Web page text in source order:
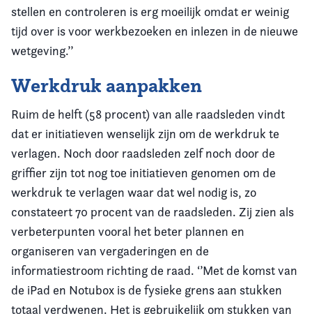
stellen en controleren is erg moeilijk omdat er weinig
tijd over is voor werkbezoeken en inlezen in de nieuwe
wetgeving.’’
Werkdruk aanpakken
Ruim de helft (58 procent) van alle raadsleden vindt
dat er initiatieven wenselijk zijn om de werkdruk te
verlagen. Noch door raadsleden zelf noch door de
griffier zijn tot nog toe initiatieven genomen om de
werkdruk te verlagen waar dat wel nodig is, zo
constateert 70 procent van de raadsleden. Zij zien als
verbeterpunten vooral het beter plannen en
organiseren van vergaderingen en de
informatiestroom richting de raad. ‘’Met de komst van
de iPad en Notubox is de fysieke grens aan stukken
totaal verdwenen. Het is gebruikelijk om stukken van